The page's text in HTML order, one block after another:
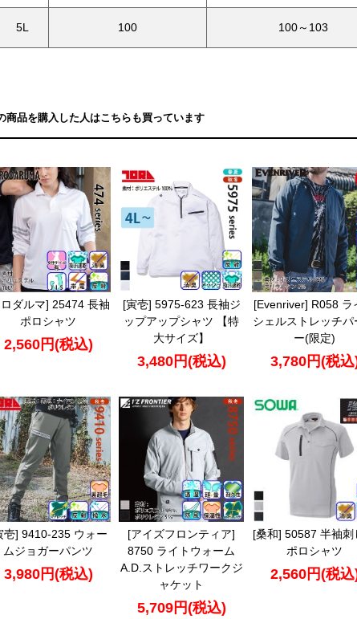
5L 100 100～103
商品を購入した人はこちらも買っています
ダルマ] 25474 長袖
ポロシャツ
2,560円(税込)
[寅壱] 5975-623 長袖ジ
ップアップシャツ 【特
大サイズ】
3,480円(税込)
[Evenriver] R058 ラ
シェルストレッチパ
ー(限定)
3,780円(税込
壱] 9410-235 ウォー
ムジョガーパンツ
3,980円(税込)
[アイズフロンティア]
8750 ライトウォーム
A.D.ストレッチワークジ
ャケット
5,709円(税込)
[桑和] 50587 半袖刺
ポロシャツ
2,560円(税込